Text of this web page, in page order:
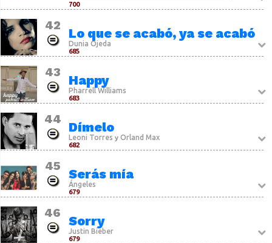
700
42
Lo que se acabó, ya se acabó
Dunia Ojeda
685
43
Happy
Pharrell Williams
683
44
Dímelo
Leoni Torres y Orland Max
682
45
Serás mía
Ángeles
679
46
Sorry
Justin Bieber
679